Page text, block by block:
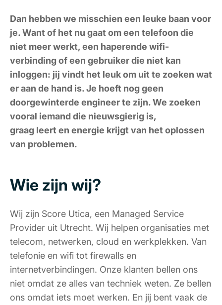
Dan hebben we misschien een leuke baan voor
je. Want of het nu gaat om een telefoon die
niet meer werkt, een haperende wifi-
verbinding of een gebruiker die niet kan
inloggen: jij vindt het leuk om uit te zoeken wat
er aan de hand is. Je hoeft nog geen
doorgewinterde engineer te zijn. We zoeken
vooral iemand die nieuwsgierig is,
graag leert en energie krijgt van het oplossen
van problemen.
Wie zijn wij?
Wij zijn Score Utica, een Managed Service
Provider uit Utrecht. Wij helpen organisaties met
telecom, netwerken, cloud en werkplekken. Van
telefonie en wifi tot firewalls en
internetverbindingen. Onze klanten bellen ons
niet omdat ze alles van techniek weten. Ze bellen
ons omdat iets moet werken. En jij bent vaak de